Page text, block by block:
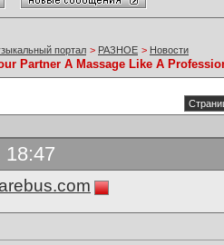
портал > РАЗНОЕ > Новости
Partner A Massage Like A
18:47